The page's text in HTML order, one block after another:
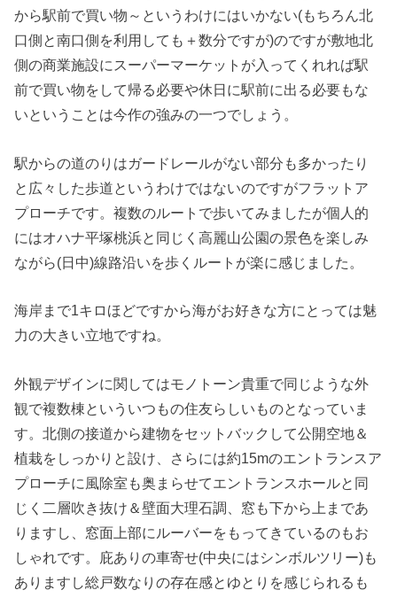
から駅前で買い物～というわけにはいかない(もちろん北
口側と南口側を利用しても＋数分ですが)のですが敷地北
側の商業施設にスーパーマーケットが入ってくれれば駅
前で買い物をして帰る必要や休日に駅前に出る必要もな
いということは今作の強みの一つでしょう。
駅からの道のりはガードレールがない部分も多かったり
と広々した歩道というわけではないのですがフラットア
プローチです。複数のルートで歩いてみましたが個人的
にはオハナ平塚桃浜と同じく高麗山公園の景色を楽しみ
ながら(日中)線路沿いを歩くルートが楽に感じました。
海岸まで1キロほどですから海がお好きな方にとっては魅
力の大きい立地ですね。
外観デザインに関してはモノトーン貴重で同じような外
観で複数棟といういつもの住友らしいものとなっていま
す。北側の接道から建物をセットバックして公開空地＆
植栽をしっかりと設け、さらには約15mのエントランスア
プローチに風除室も奥まらせてエントランスホールと同
じく二層吹き抜け＆壁面大理石調、窓も下から上まであ
りますし、窓面上部にルーバーをもってきているのもお
しゃれです。庇ありの車寄せ(中央にはシンボルツリー)も
ありますし総戸数なりの存在感とゆとりを感じられるも